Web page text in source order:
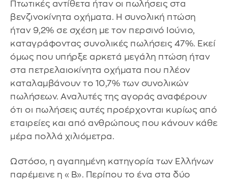
Πτωτικές αντίθετα ήταν οι πωλήσεις στα
βενζινοκίνητα οχήματα. Η συνολική πτώση
ήταν 9,2% σε σχέση με τον περσινό Ιούνιο,
καταγράφοντας συνολικές πωλήσεις 47%. Εκεί
όμως που υπήρξε αρκετά μεγάλη πτώση ήταν
στα πετρελαιοκίνητα οχήματα που πλέον
καταλαμβάνουν το 10,7% των συνολικών
πωλήσεων. Αναλυτές της αγοράς αναφέρουν
ότι οι πωλήσεις αυτές προέρχονται κυρίως από
εταιρείες και από ανθρώπους που κάνουν κάθε
μέρα πολλά χιλιόμετρα.
Ωστόσο, η αγαπημένη κατηγορία των Ελλήνων
παρέμεινε η «Β». Περίπου το ένα στα δύο